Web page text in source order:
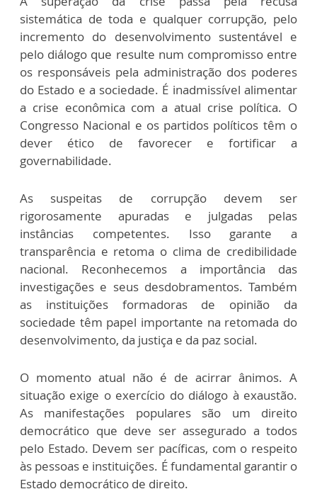
sistemática de toda e qualquer corrupção, pelo
incremento do desenvolvimento sustentável e
pelo diálogo que resulte num compromisso entre
os responsáveis pela administração dos poderes
do Estado e a sociedade. É inadmissível alimentar
a crise econômica com a atual crise política. O
Congresso Nacional e os partidos políticos têm o
dever ético de favorecer e fortificar a
governabilidade.
As suspeitas de corrupção devem ser
rigorosamente apuradas e julgadas pelas
instâncias competentes. Isso garante a
transparência e retoma o clima de credibilidade
nacional. Reconhecemos a importância das
investigações e seus desdobramentos. Também
as instituições formadoras de opinião da
sociedade têm papel importante na retomada do
desenvolvimento, da justiça e da paz social.
O momento atual não é de acirrar ânimos. A
situação exige o exercício do diálogo à exaustão.
As manifestações populares são um direito
democrático que deve ser assegurado a todos
pelo Estado. Devem ser pacíficas, com o respeito
às pessoas e instituições. É fundamental garantir o
Estado democrático de direito.